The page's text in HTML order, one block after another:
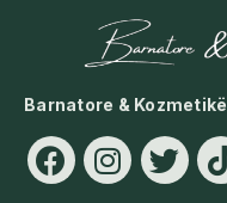
Barnatore & Kozmetikë